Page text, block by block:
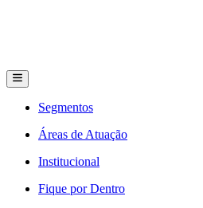
Segmentos
Áreas de Atuação
Institucional
Fique por Dentro